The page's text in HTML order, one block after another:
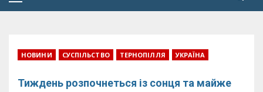
Primary
НОВИНИ СУСПІЛЬСТВО ТЕРНОПІЛЛЯ УКРАЇНА
Тиждень розпочнеться із сонця та майже